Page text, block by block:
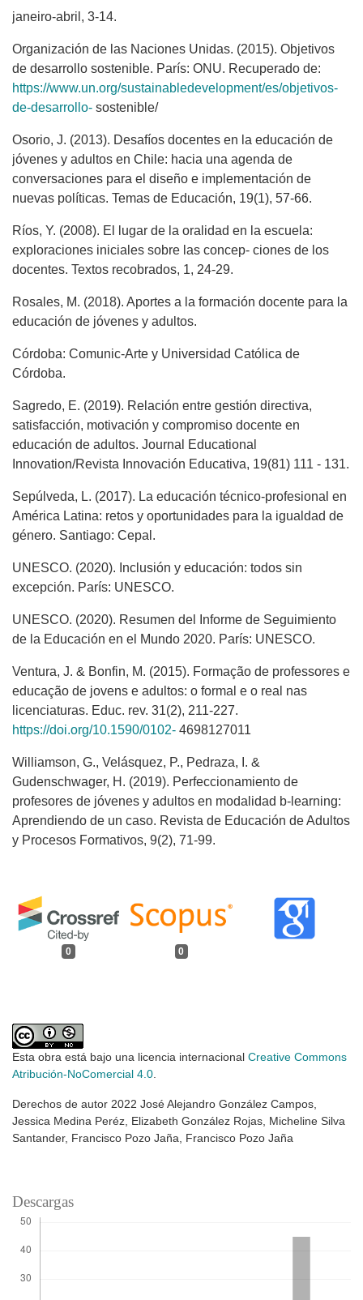
0 0
janeiro-abril, 3-14.
Organización de las Naciones Unidas. (2015). Objetivos
de desarrollo sostenible. París: ONU. Recuperado de:
https://www.un.org/sustainabledevelopment/es/objetivos-
de-desarrollo- sostenible/
Osorio, J. (2013). Desafíos docentes en la educación de
jóvenes y adultos en Chile: hacia una agenda de
conversaciones para el diseño e implementación de
nuevas políticas. Temas de Educación, 19(1), 57-66.
Ríos, Y. (2008). El lugar de la oralidad en la escuela:
exploraciones iniciales sobre las concep- ciones de los
docentes. Textos recobrados, 1, 24-29.
Rosales, M. (2018). Aportes a la formación docente para la
educación de jóvenes y adultos.
Córdoba: Comunic-Arte y Universidad Católica de
Córdoba.
Sagredo, E. (2019). Relación entre gestión directiva,
satisfacción, motivación y compromiso docente en
educación de adultos. Journal Educational
Innovation/Revista Innovación Educativa, 19(81) 111 - 131.
Sepúlveda, L. (2017). La educación técnico-profesional en
América Latina: retos y oportunidades para la igualdad de
género. Santiago: Cepal.
UNESCO. (2020). Inclusión y educación: todos sin
excepción. París: UNESCO.
UNESCO. (2020). Resumen del Informe de Seguimiento
de la Educación en el Mundo 2020. París: UNESCO.
Ventura, J. & Bonfin, M. (2015). Formação de professores e
educação de jovens e adultos: o formal e o real nas
licenciaturas. Educ. rev. 31(2), 211-227.
https://doi.org/10.1590/0102- 4698127011
Williamson, G., Velásquez, P., Pedraza, I. &
Gudenschwager, H. (2019). Perfeccionamiento de
profesores de jóvenes y adultos en modalidad b-learning:
Aprendiendo de un caso. Revista de Educación de Adultos
y Procesos Formativos, 9(2), 71-99.
Esta obra está bajo una licencia internacional Creative Commons
Atribución-NoComercial 4.0
Derechos de autor 2022 José Alejandro González Campos,
Jessica Medina Peréz, Elizabeth González Rojas, Micheline Silva
Santander, Francisco Pozo Jaña, Francisco Pozo Jaña
Descargas